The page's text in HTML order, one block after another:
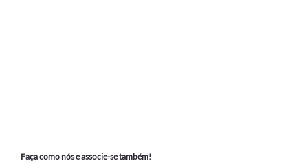
Faça como nós e associe-se também!